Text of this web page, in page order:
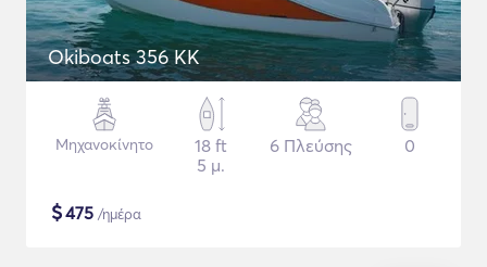
Okiboats 356 KK
Μηχανοκίνητο
18 ft
5 μ.
6 Πλεύσης 0
$475 /ημέρα